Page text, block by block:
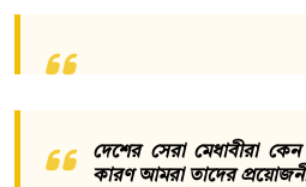
দেশের সেরা মেধাবীরা
কারণ আমরা তাদের